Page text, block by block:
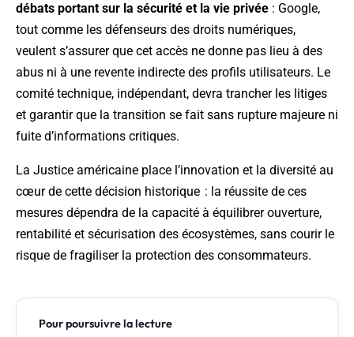
débats portant sur la sécurité et la vie privée : Google,
tout comme les défenseurs des droits numériques,
veulent s’assurer que cet accès ne donne pas lieu à des
abus ni à une revente indirecte des profils utilisateurs. Le
comité technique, indépendant, devra trancher les litiges
et garantir que la transition se fait sans rupture majeure ni
fuite d’informations critiques.
La Justice américaine place l’innovation et la diversité au
cœur de cette décision historique : la réussite de ces
mesures dépendra de la capacité à équilibrer ouverture,
rentabilité et sécurisation des écosystèmes, sans courir le
risque de fragiliser la protection des consommateurs.
Pour poursuivre la lecture